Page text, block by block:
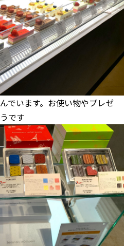
でいます。お使い物やプレゼ
です